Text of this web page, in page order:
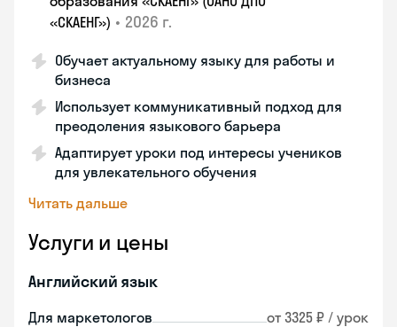
«СКАЕНГ») • 2026 г.
Обучает актуальному языку для работы и
бизнеса
Использует коммуникативный подход для
преодоления языкового барьера
Адаптирует уроки под интересы учеников
для увлекательного обучения
Читать дальше
Услуги и цены
Английский язык
Для маркетологов от 3325 ₽ / урок